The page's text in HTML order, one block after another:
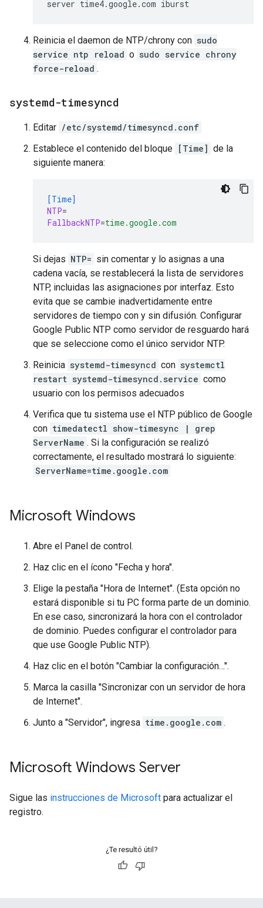
Reinicia el daemon de NTP/chrony con sudo
service ntp reload o sudo service chrony
force-reload .
systemd-timesyncd
Editar /etc/systemd/timesyncd.conf
Establece el contenido del bloque [Time] de la
siguiente manera:
[Time]
NTP=
FallbackNTP=time.google.com
Si dejas NTP= sin comentar y lo asignas a una
cadena vacía, se restablecerá la lista de servidores
NTP, incluidas las asignaciones por interfaz. Esto
evita que se cambie inadvertidamente entre
servidores de tiempo con y sin difusión. Configurar
Google Public NTP como servidor de resguardo hará
que se seleccione como el único servidor NTP.
Reinicia systemd-timesyncd con systemctl
restart systemd-timesyncd.service como
usuario con los permisos adecuados
Verifica que tu sistema use el NTP público de Google
con timedatectl show-timesync | grep
ServerName . Si la configuración se realizó
correctamente, el resultado mostrará lo siguiente:
ServerName=time.google.com
Microsoft Windows
Abre el Panel de control.
Haz clic en el ícono "Fecha y hora".
Elige la pestaña "Hora de Internet". (Esta opción no
estará disponible si tu PC forma parte de un dominio.
En ese caso, sincronizará la hora con el controlador
de dominio. Puedes configurar el controlador para
que use Google Public NTP).
Haz clic en el botón "Cambiar la configuración…".
Marca la casilla "Sincronizar con un servidor de hora
de Internet".
Junto a "Servidor", ingresa time.google.com .
Microsoft Windows Server
Sigue las instrucciones de Microsoft para actualizar el
registro.
¿Te resultó útil?